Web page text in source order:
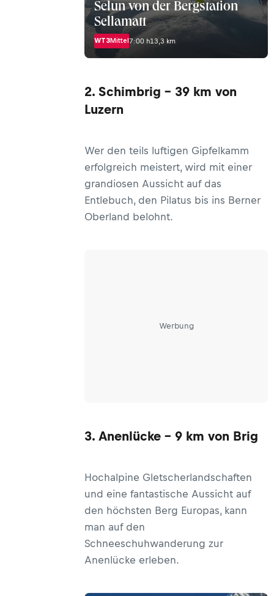
Selun von der Bergstation
Sellamatt
WT3Mittel7:00 h13,3 km
2. Schimbrig - 39 km von
Luzern
Wer den teils luftigen Gipfelkamm
erfolgreich meistert, wird mit einer
grandiosen Aussicht auf das
Entlebuch, den Pilatus bis ins Berner
Oberland belohnt.
Werbung
3. Anenlücke - 9 km von Brig
Hochalpine Gletscherlandschaften
und eine fantastische Aussicht auf
den höchsten Berg Europas, kann
man auf den
Schneeschuhwanderung zur
Anenlücke erleben.